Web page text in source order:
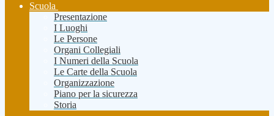
Scuola
Presentazione
I Luoghi
Le Persone
Organi Collegiali
I Numeri della Scuola
Le Carte della Scuola
Organizzazione
Piano per la sicurezza
Storia